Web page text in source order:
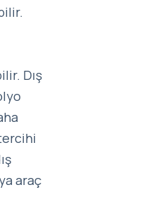
Dış
araç